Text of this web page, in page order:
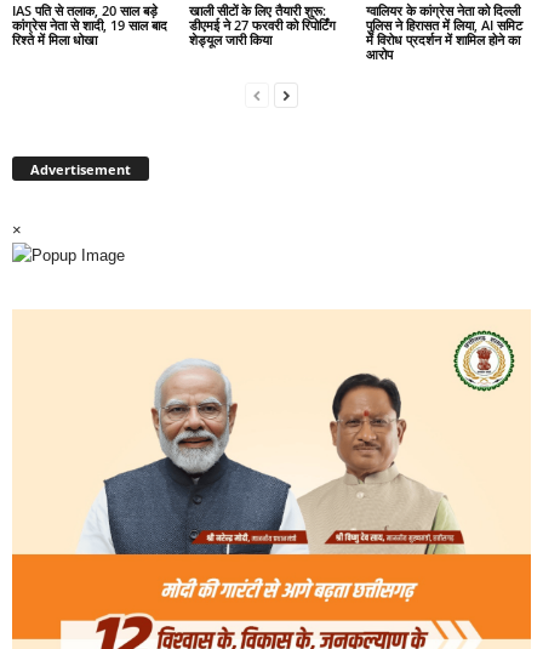
IAS पति से तलाक, 20 साल बड़े
कांग्रेस नेता से शादी, 19 साल बाद
रिश्ते में मिला धोखा
खाली सीटों के लिए तैयारी शुरू:
डीएमई ने 27 फरवरी को रिपोर्टिंग
शेड्यूल जारी किया
ग्वालियर के कांग्रेस नेता को दिल्ली
पुलिस ने हिरासत में लिया, AI समिट
में विरोध प्रदर्शन में शामिल होने का
आरोप
Advertisement
×